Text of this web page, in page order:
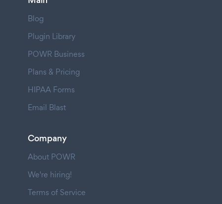
Blog
Plugin Library
POWR Business
Plans & Pricing
HIPAA Forms
Email Blast
Company
About POWR
We're hiring!
Terms of Service